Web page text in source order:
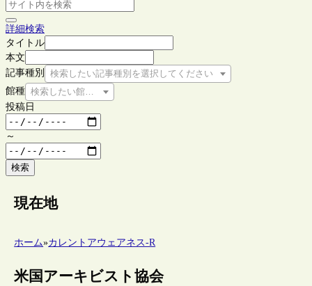
詳細検索
タイトル
本文
記事種別
検索したい記事種別を選択してください
館種 検索したい館種を選択してください
投稿日
～
検索
現在地
ホーム»カレントアウェアネス-R
米国アーキビスト協会